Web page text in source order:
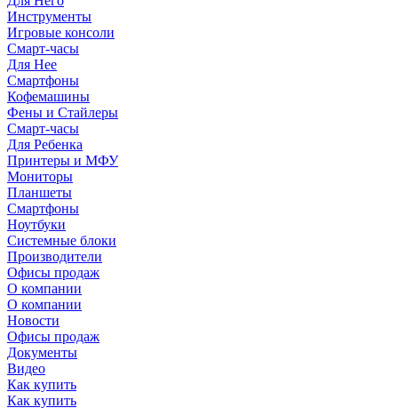
Инструменты
Игровые консоли
Смарт-часы
Для Нее
Смартфоны
Кофемашины
Фены и Стайлеры
Смарт-часы
Для Ребенка
Принтеры и МФУ
Мониторы
Планшеты
Смартфоны
Ноутбуки
Системные блоки
Производители
Офисы продаж
О компании
О компании
Новости
Офисы продаж
Документы
Видео
Как купить
Как купить